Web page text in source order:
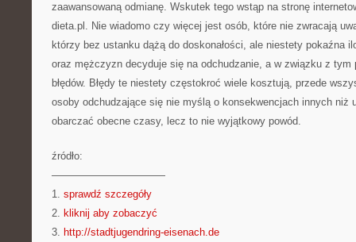
zaawansowaną odmianę. Wskutek tego wstąp na stronę
dieta.pl. Nie wiadomo czy więcej jest osób, które nie zwracają
którzy bez ustanku dążą do doskonałości, ale niestety pokaźna
oraz mężczyzn decyduje się na odchudzanie, a w związku z tym
błędów. Błędy te niestety częstokroć wiele kosztują, przede
osoby odchudzające się nie myślą o konsekwencjach innych niż
obarczać obecne czasy, lecz to nie wyjątkowy powód.
źródło:
———————————
1. sprawdź szczegóły
2. kliknij aby zobaczyć
3. http://stadtjugendring-eisenach.de